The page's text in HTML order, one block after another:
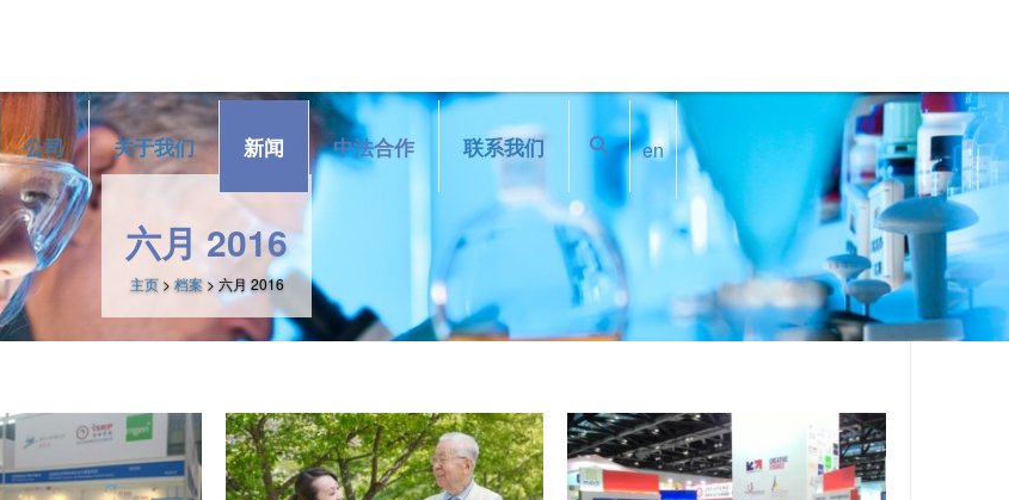
公司 关于我们 新闻 中法合作 联系我们 en
六月 2016
主页> 档案> 六月 2016